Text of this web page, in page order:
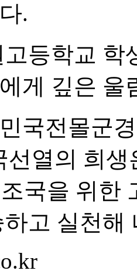
.
등학교 학
게 깊은 울
국전몰군
선열의 희
국을 위한
고 실천해